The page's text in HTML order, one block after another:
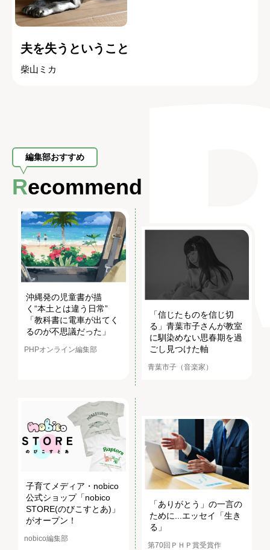
夫を失うということ
柴山ミカ
編集部おすすめ
Recommend
沖縄発の児童書が描
く“本土とは違う日常”
「教科書に電車が出てく
るのが不思議だった」
PHPオンライン編集部
「信じたものを信じ切
る」青葉市子さんが教室
に馴染めない思春期を過
ごし見つけた軸
青葉市子（音楽家）
子育てメディア・nobico
公式ショップ「nobico
STORE(のびこすとあ)」
がオープン！
nobico編集部
「ありがとう」の一言の
ために...エッセイ「生き
る」
第70回ＰＨＰ賞受賞作